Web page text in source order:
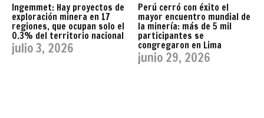
Ingemmet: Hay proyectos de
exploración minera en 17
regiones, que ocupan solo el
0.3% del territorio nacional
julio 3, 2026
Perú cerró con éxito el
mayor encuentro mundial de
la minería: más de 5 mil
participantes se
congregaron en Lima
junio 29, 2026